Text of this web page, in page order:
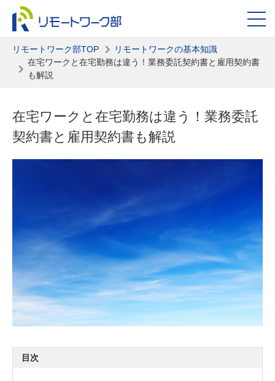
リモートワーク部TOP
リモートワークの基本知識
在宅ワークと在宅勤務は違う！業務委託契約書と雇用契約書
も解説
在宅ワークと在宅勤務は違う！業務委託
契約書と雇用契約書も解説
目次